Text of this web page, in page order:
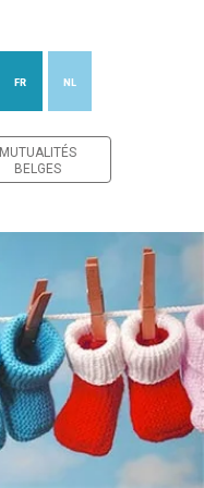
FR NL
MUTUALITÉS
BELGES